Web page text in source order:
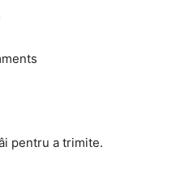
pentru a trimite.